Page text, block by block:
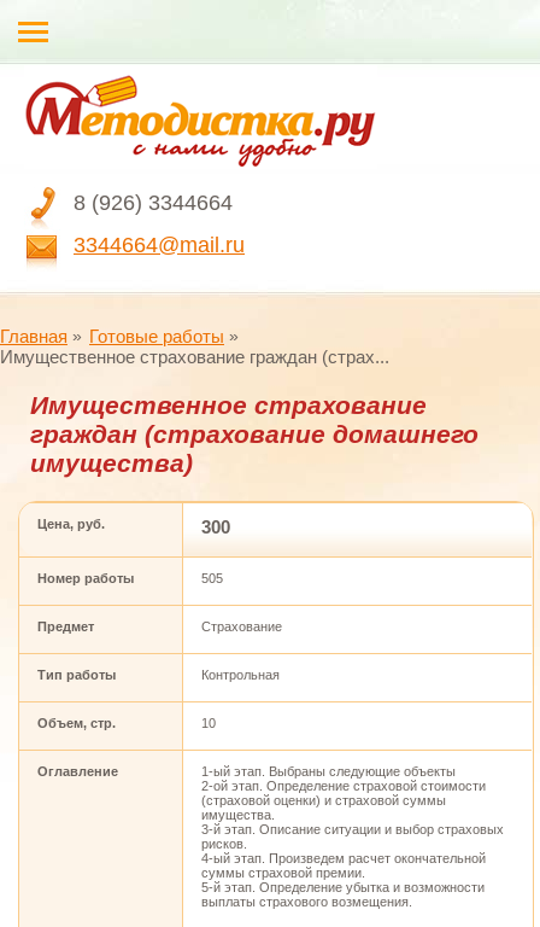
8 (926) 3344664
3344664@mail.ru
Главная
Готовые работы
Имущественное страхование граждан (страх...
Имущественное страхование
граждан (страхование домашнего
имущества)
Цена, руб. 300
Номер работы 505
Предмет Страхование
Тип работы Контрольная
Объем, стр. 10
Оглавление
1-ый этап. Выбраны следующие объекты
2-ой этап. Определение страховой стоимости
(страховой оценки) и страховой суммы
имущества.
3-й этап. Описание ситуации и выбор страховых
рисков.
4-ый этап. Произведем расчет окончательной
суммы страховой премии.
5-й этап. Определение убытка и возможности
выплаты страхового возмещения.